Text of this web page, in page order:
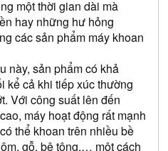
một thời gian dài mà
hay những hư hỏng
các sản phẩm máy khoan
này, sản phẩm có khả
kể cả khi tiếp xúc thường
Với công suất lên đến
máy hoạt động rất mạnh
thể khoan trên nhiều bề
gỗ, bê tông,… một cách